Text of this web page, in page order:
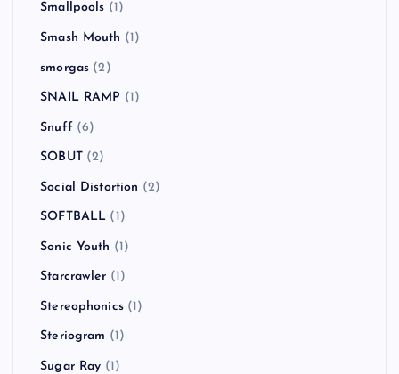
Smallpools (1)
Smash Mouth (1)
smorgas (2)
SNAIL RAMP (1)
Snuff (6)
SOBUT(2)
Social Distortion (2)
SOFTBALL (1)
Sonic Youth (1)
Starcrawler (1)
Stereophonics(1)
Steriogram (1)
Sugar Ray (1)